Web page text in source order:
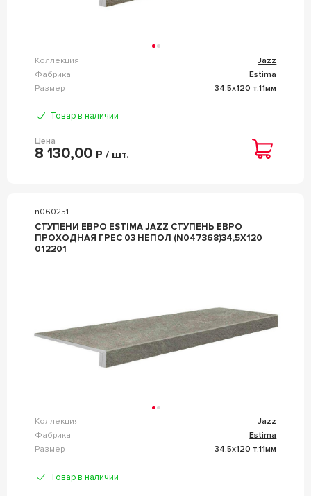
Коллекция
Jazz
Фабрика
Estima
Размер
34.5x120 т.11мм
Товар в наличии
Цена
8 130,00 Р / шт.
n060251
СТУПЕНИ ЕВРО ESTIMA JAZZ СТУПЕНЬ ЕВРО
ПРОХОДНАЯ ГРЕС 03 НЕПОЛ (N047368)34,5X120
012201
Коллекция
Jazz
Фабрика
Estima
Размер
34.5x120 т.11мм
Товар в наличии